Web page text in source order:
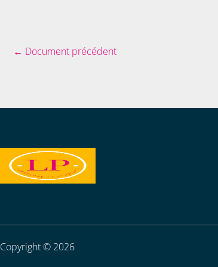
← Document précédent
Copyright © 2026